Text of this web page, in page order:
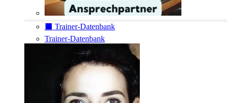
⬛️ Trainer-Datenbank
Trainer-Datenbank